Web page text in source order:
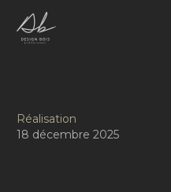
Réalisation
18 décembre 2025